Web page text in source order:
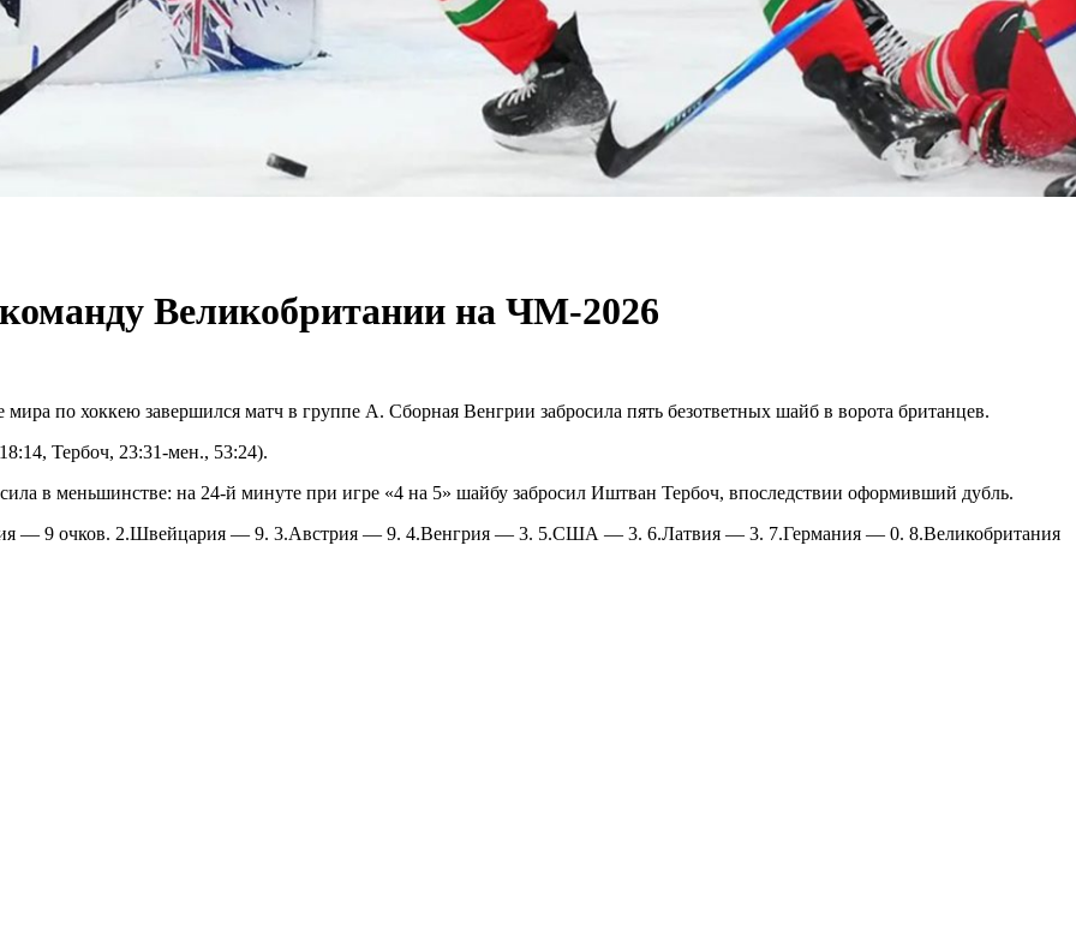
Великобритании на ЧМ-2026
по хоккею завершился матч в группе А. Сборная Венгрии забросила пять безответных шайб в ворота британцев.
Тербоч, 23:31-мен., 53:24).
в меньшинстве: на 24-й минуте при игре «4 на 5» шайбу забросил Иштван Тербоч, впоследствии оформивший дубль.
— 9 очков. 2.Швейцария — 9. 3.Австрия — 9. 4.Венгрия — 3. 5.США — 3. 6.Латвия — 3. 7.Германия — 0. 8.Великобритания